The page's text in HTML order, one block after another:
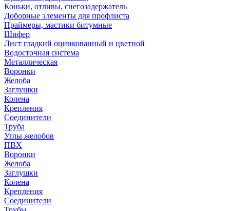
Коньки, отливы, снегозадержатель
Доборные элементы для профлиста
Праймеры, мастики битумные
Шифер
Лист гладкий оцинкованный и цветной
Водосточная система
Металлическая
Воронки
Желоба
Заглушки
Колена
Крепления
Соединители
Труба
Углы желобов
ПВХ
Воронки
Желоба
Заглушки
Колена
Крепления
Соединители